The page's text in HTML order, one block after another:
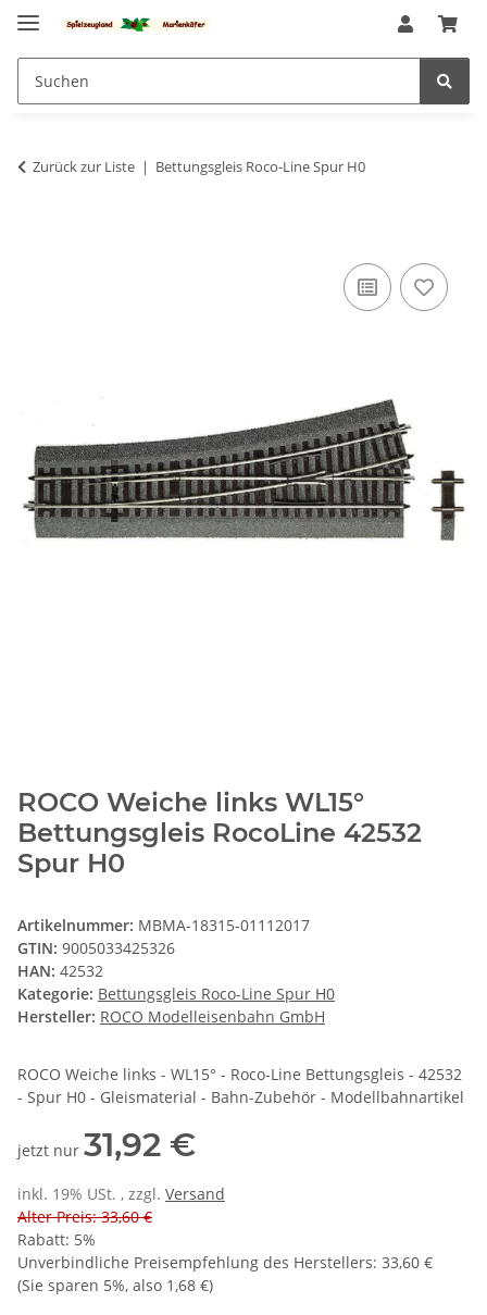
Zurück zur Liste Bettungsgleis Roco-Line Spur H0
ROCO Weiche links WL15°
Bettungsgleis RocoLine 42532
Spur H0
Artikelnummer: MBMA-18315-01112017
GTIN: 9005033425326
HAN: 42532
Kategorie: Bettungsgleis Roco-Line Spur H0
Hersteller: ROCO Modelleisenbahn GmbH
ROCO Weiche links - WL15° - Roco-Line Bettungsgleis - 42532
- Spur H0 - Gleismaterial - Bahn-Zubehör - Modellbahnartikel
jetzt nur 31,92 €
inkl. 19% USt. , zzgl. Versand
Alter Preis: 33,60 €
Rabatt: 5%
Unverbindliche Preisempfehlung des Herstellers: 33,60 €
(Sie sparen 5%, also 1,68 €)